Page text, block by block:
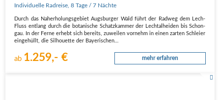
Individuelle Radreise ,8 Tage / 7 Nächte
Durch das Nah­erho­lungs­ge­biet Augs­bur­ger Wald führt der Rad­weg dem Lech-
Fluss ent­lang durch die bota­ni­sche Schatz­kam­mer der Lech­t­al­hei­den bis Schon­
gau. In der Fer­ne erhebt sich bereits, zuwei­len vor­nehm in einen zar­ten Schlei­er
ein­ge­hüllt, die Sil­hou­et­te der Baye­ri­schen…
ab 1.259,- € mehr erfahren